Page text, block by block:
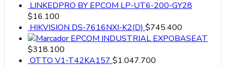
LINKEDPRO BY EPCOM LP-UT6-200-GY28
$16.100
HIKVISION DS-7616NXI-K2(D) $745.400
EPCOM INDUSTRIAL EXPOBASEAT
$318.100
OTTO V1-T42KA157 $1.047.700